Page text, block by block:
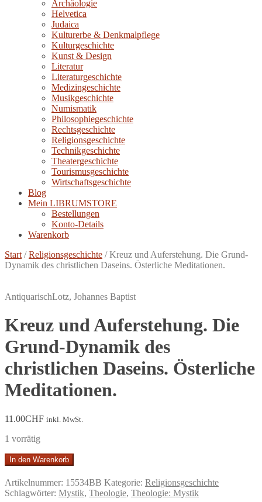
Archäologie
Helvetica
Judaica
Kulturerbe & Denkmalpflege
Kulturgeschichte
Kunst & Design
Literatur
Literaturgeschichte
Medizingeschichte
Musikgeschichte
Numismatik
Philosophiegeschichte
Rechtsgeschichte
Religionsgeschichte
Technikgeschichte
Theatergeschichte
Tourismusgeschichte
Wirtschaftsgeschichte
Blog
Mein LIBRUMSTORE
Bestellungen
Konto-Details
Warenkorb
Start /Religionsgeschichte /Kreuz und Auferstehung. Die Grund-
Dynamik des christlichen Daseins. Österliche Meditationen.
AntiquarischLotz, Johannes Baptist
Kreuz und Auferstehung. Die
Grund-Dynamik des
christlichen Daseins. Österliche
Meditationen.
11.00CHF inkl. MwSt.
1 vorrätig
Kreuz
und
Auferstehung.
Die
Grund-
In den Warenkorb
Artikelnummer: 15534BB Kategorie: Religionsgeschichte
Schlagwörter: Mystik, Theologie, Theologie: Mystik